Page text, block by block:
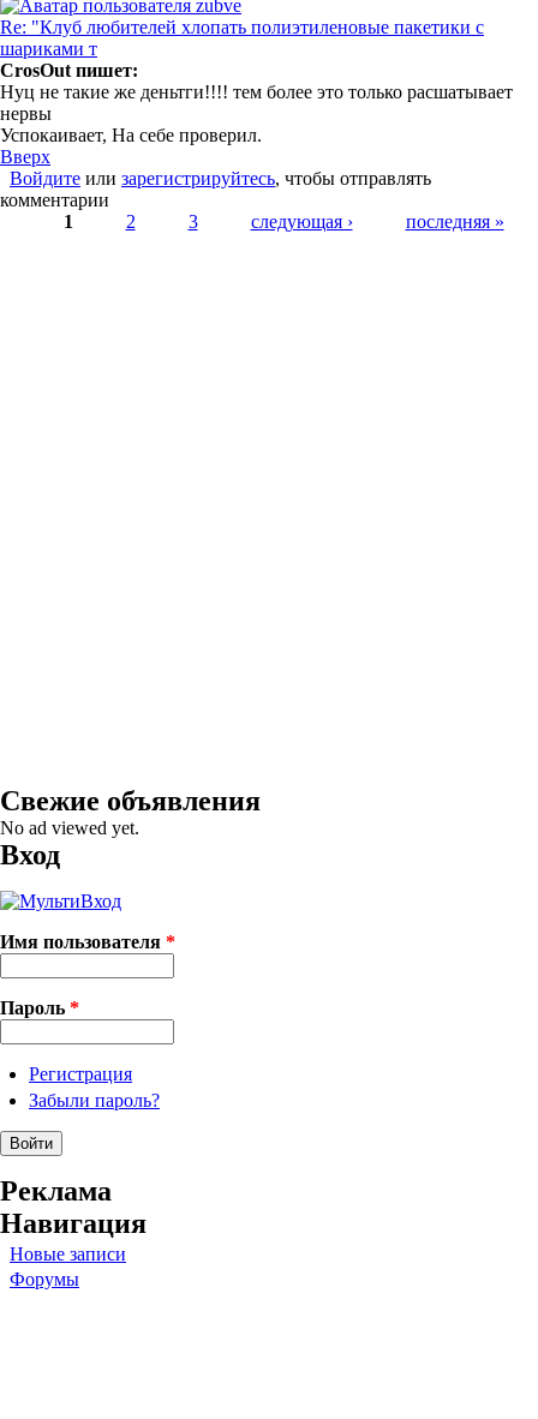
Re: "Клуб любителей хлопать полиэтиленовые пакетики с
шариками т
CrosOut пишет:
Нуц не такие же деньтги!!!! тем более это только расшатывает
нервы
Успокаивает, На себе проверил.
Вверх
Войдите или зарегистрируйтесь, чтобы отправлять
комментарии
Страницы
1 2 3 следующая › последняя »
Свежие объявления
No ad viewed yet.
Вход
Имя пользователя *
Пароль *
Регистрация
Забыли пароль?
Реклама
Навигация
Новые записи
Форумы